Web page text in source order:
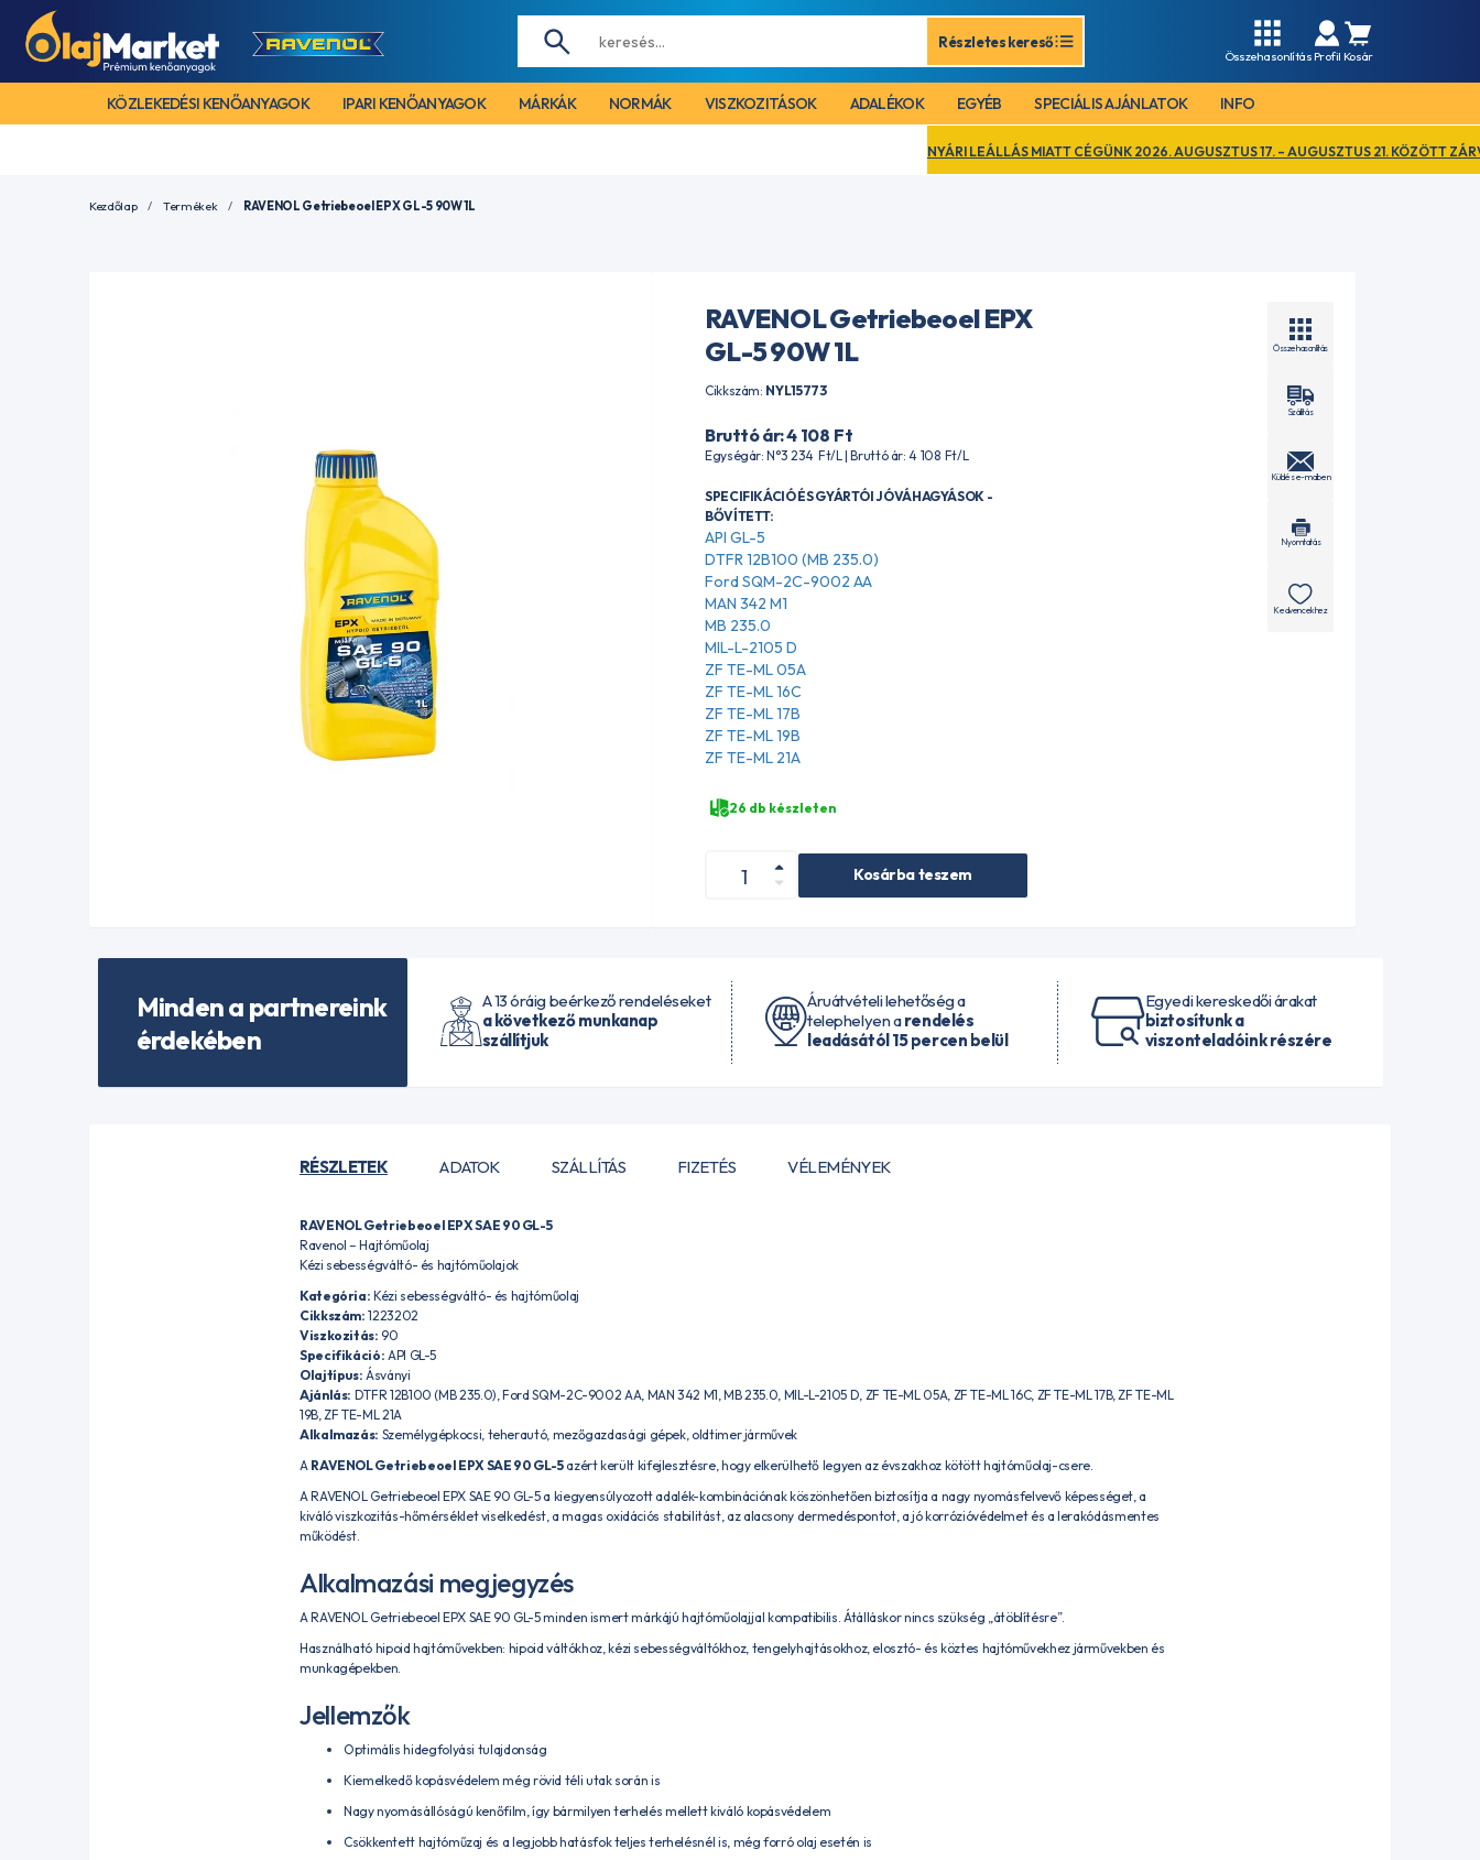
Részletes kereső
Összehasonlítás Profil Kosár
KÖZLEKEDÉSI KENŐANYAGOK IPARI KENŐANYAGOK MÁRKÁK NORMÁK VISZKOZITÁSOK ADALÉKOK EGYÉB SPECIÁLIS AJÁNLATOK INFO
NYÁRI LEÁLLÁS MIATT CÉGÜNK 2026. AUGUSZTUS 17. – AUGUSZTUS 21. KÖZÖTT ZÁRVA TART. EZ
Kezdőlap Termékek RAVENOL Getriebeoel EPX GL-5 90W 1L
RAVENOL Getriebeoel EPX
GL-5 90W 1L
Cikkszám: NYL15773
Bruttó ár: 4 108 Ft
Egységár: N°3 234 Ft/L | Bruttó ár: 4 108 Ft/L
SPECIFIKÁCIÓ ÉS GYÁRTÓI JÓVÁHAGYÁSOK -
BŐVÍTETT:
API GL-5
DTFR 12B100 (MB 235.0)
Ford SQM-2C-9002 AA
MAN 342 M1
MB 235.0
MIL-L-2105 D
ZF TE-ML 05A
ZF TE-ML 16C
ZF TE-ML 17B
ZF TE-ML 19B
ZF TE-ML 21A
26 db készleten
Kosárba teszem
Összehasonlítás
Szállítás
Küldés e-mailben
Nyomtatás
Kedvencekhez
Minden a partnereink
érdekében
A 13 óráig beérkező rendeléseket
a következő munkanap
szállítjuk
Áruátvételi lehetőség a
telephelyen arendelés
leadásától 15 percen belül
Egyedi kereskedői árakat
biztosítunk a
viszonteladóink részére
RÉSZLETEK ADATOK SZÁLLÍTÁS FIZETÉS VÉLEMÉNYEK
RAVENOL Getriebeoel EPX SAE 90 GL-5
Ravenol – Hajtóműolaj
Kézi sebességváltó- és hajtóműolajok
Kategória: Kézi sebességváltó- és hajtóműolaj
Cikkszám: 1223202
Viszkozitás: 90
Specifikáció: API GL-5
Olajtípus: Ásványi
Ajánlás: DTFR 12B100 (MB 235.0), Ford SQM-2C-9002 AA, MAN 342 M1, MB 235.0, MIL-L-2105 D, ZF TE-ML 05A, ZF TE-ML 16C, ZF TE-ML 17B, ZF TE-ML
19B, ZF TE-ML 21A
Alkalmazás: Személygépkocsi, teherautó, mezőgazdasági gépek, oldtimer járművek
A RAVENOL Getriebeoel EPX SAE 90 GL-5azért került kifejlesztésre, hogy elkerülhető legyen az évszakhoz kötött hajtóműolaj-csere.
A RAVENOL Getriebeoel EPX SAE 90 GL-5 a kiegyensúlyozott adalék-kombinációnak köszönhetően biztosítja a nagy nyomásfelvevő képességet, a
kiváló viszkozitás-hőmérséklet viselkedést, a magas oxidációs stabilitást, az alacsony dermedéspontot, a jó korrózióvédelmet és a lerakódásmentes
működést.
Alkalmazási megjegyzés
A RAVENOL Getriebeoel EPX SAE 90 GL-5 minden ismert márkájú hajtóműolajjal kompatibilis. Átálláskor nincs szükség „átöblítésre”.
Használható hipoid hajtóművekben: hipoid váltókhoz, kézi sebességváltókhoz, tengelyhajtásokhoz, elosztó- és köztes hajtóművekhez járművekben és
munkagépekben.
Jellemzők
Optimális hidegfolyási tulajdonság
Kiemelkedő kopásvédelem még rövid téli utak során is
Nagy nyomásállóságú kenőfilm, így bármilyen terhelés mellett kiváló kopásvédelem
Csökkentett hajtóműzaj és a legjobb hatásfok teljes terhelésnél is, még forró olaj esetén is